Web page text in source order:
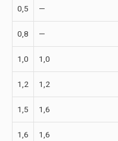
0,5 —
0,8 —
1,0 1,0
1,2 1,2
1,5 1,6
1,6 1,6